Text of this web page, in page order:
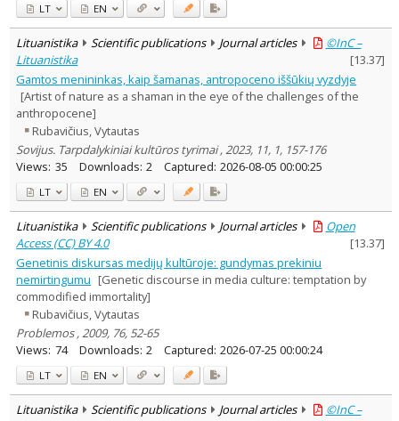
LT EN
Lituanistika Scientific publications Journal articles
©InC –
Lituanistika
[13.37]
Gamtos menininkas, kaip šamanas, antropoceno iššūkių vyzdyje
[Artist of nature as a shaman in the eye of the challenges of the
anthropocene]
Rubavičius, Vytautas
Sovijus. Tarpdalykiniai kultūros tyrimai , 2023, 11, 1, 157-176
Views: 35 Downloads: 2 Captured: 2026-08-05 00:00:25
LT EN
Lituanistika Scientific publications Journal articles
Open
Access (CC) BY 4.0
[13.37]
Genetinis diskursas medijų kultūroje: gundymas prekiniu
nemirtingumu [Genetic discourse in media culture: temptation by
commodified immortality]
Rubavičius, Vytautas
Problemos , 2009, 76, 52-65
Views: 74 Downloads: 2 Captured: 2026-07-25 00:00:24
LT EN
Lituanistika Scientific publications Journal articles
©InC –